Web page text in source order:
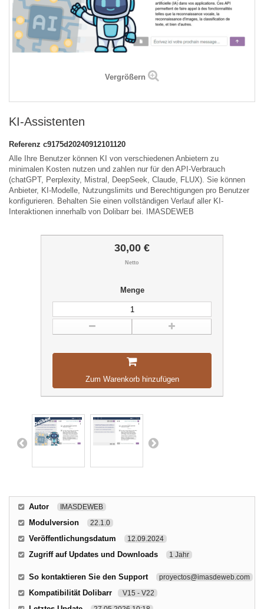
Vergrößern
KI-Assistenten
Referenz c9175d20240912101120
Alle Ihre Benutzer können KI von verschiedenen Anbietern zu
minimalen Kosten nutzen und zahlen nur für den API-Verbrauch
(chatGPT, Perplexity, Mistral, DeepSeek, Claude, FLUX). Sie können
Anbieter, KI-Modelle, Nutzungslimits und Berechtigungen pro Benutzer
konfigurieren. Behalten Sie einen vollständigen Verlauf aller KI-
Interaktionen innerhalb von Dolibarr bei. IMASDEWEB
30,00 €
Netto
Menge
Zum Warenkorb hinzufügen
Autor IMASDEWEB
Modulversion 22.1.0
Veröffentlichungsdatum 12.09.2024
Zugriff auf Updates und Downloads 1 Jahr
So kontaktieren Sie den Support proyectos@imasdeweb.com
Kompatibilität Dolibarr V15 - V22